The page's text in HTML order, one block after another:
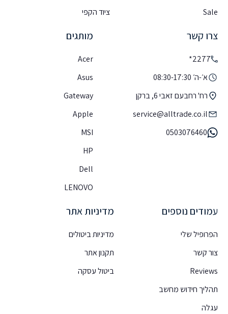
Sale
ציוד הקפי
מותגים
Acer
Asus
Gateway
Apple
MSI
HP
Dell
LENOVO
עמודים נוספים
הפרופיל שלי
צור קשר
Reviews
תהליך חידוש מחשב
עגלה
צרו קשר
2277*
א׳-ה׳ 08:30-17:30
רח' רחבעם זאבי 6, ברקן
service@alltrade.co.il
0503076460
מדיניות אתר
מדיניות ביטולים
תקנון אתר
ביטול עסקה